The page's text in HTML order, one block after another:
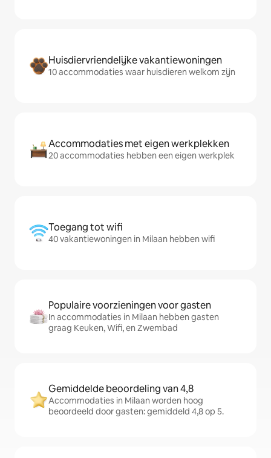
Huisdiervriendelijke vakantiewoningen
10 accommodaties waar huisdieren welkom zijn
Accommodaties met eigen werkplekken
20 accommodaties hebben een eigen werkplek
Toegang tot wifi
40 vakantiewoningen in Milaan hebben wifi
Populaire voorzieningen voor gasten
In accommodaties in Milaan hebben gasten
graag Keuken, Wifi, en Zwembad
Gemiddelde beoordeling van 4,8
Accommodaties in Milaan worden hoog
beoordeeld door gasten: gemiddeld 4,8 op 5.